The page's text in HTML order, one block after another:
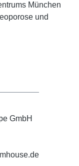
München
und
GmbH